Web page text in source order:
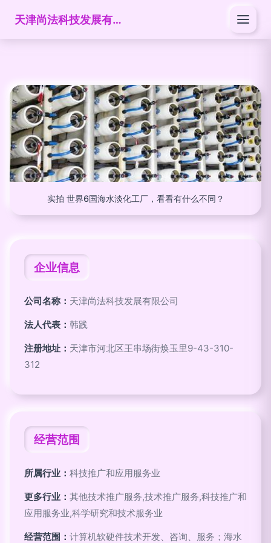
天津尚法科技发展有限公司
实拍 世界6国海水淡化工厂，看看有什么不同？
企业信息
公司名称： 天津尚法科技发展有限公司
法人代表： 韩践
注册地址： 天津市河北区王串场街焕玉里9-43-310-
312
经营范围
所属行业： 科技推广和应用服务业
更多行业： 其他技术推广服务,技术推广服务,科技推广和
应用服务业,科学研究和技术服务业
经营范围： 计算机软硬件技术开发、咨询、服务；海水